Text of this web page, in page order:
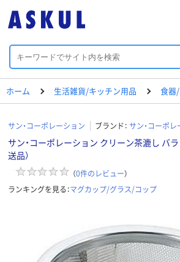
ホーム 生活雑貨/キッチン用品 食器
サン・コーポレーション ブランド： サン・コーポ
サン・コーポレーション クリーン茶漉し バ
送品）
（0件のレビュー）
ランキングを見る：マグカップ/グラス/コップ